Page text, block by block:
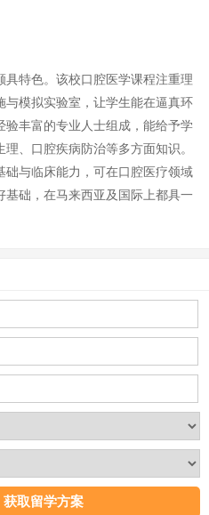
特色。该校口腔医学课程注重理
模拟实验室，让学生能在逼真环
丰富的专业人士组成，能给予学
、口腔疾病防治等多方面知识。
础与临床能力，可在口腔医疗领域
础，在马来西亚及国际上都具一